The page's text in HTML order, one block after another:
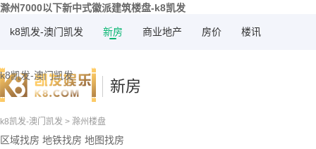
滁州7000以下新中式徽派建筑楼盘-k8凯发
k8凯发-澳门凯发 新房 商业地产 房价 楼讯
k8凯发-澳门凯发
新房
k8凯发-澳门凯发 > 滁州楼盘
区域找房 地铁找房 地图找房